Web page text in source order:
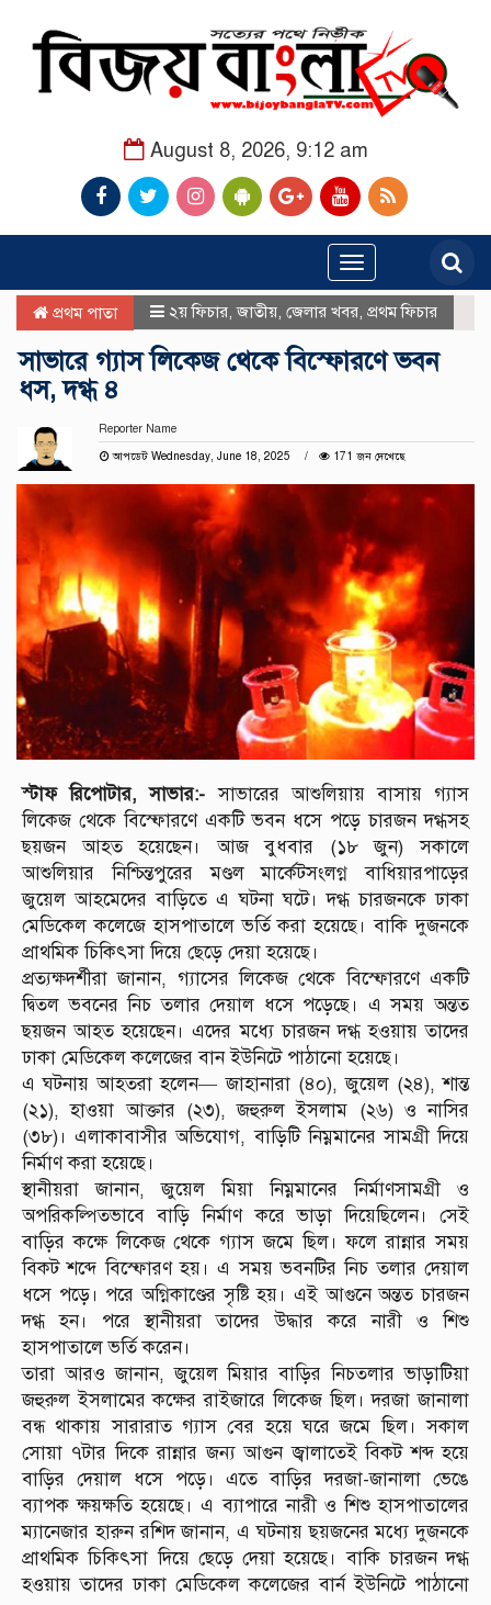
August 8, 2026, 9:12 am
Toggle
navigation
প্রথম পাতা ২য় ফিচার ,জাতীয় জেলার খবর প্রথম ফিচার
সাভারে গ্যাস লিকেজ থেকে বিস্ফোরণে ভবন
ধস, দগ্ধ ৪
Reporter Name
আপডেট Wednesday, June 18, 2025
171 জন দেখেছে
স্টাফ রিপোটার, সাভার:- সাভারের আশুলিয়ায় বাসায় গ্যাস
লিকেজ থেকে বিস্ফোরণে একটি ভবন ধসে পড়ে চারজন দগ্ধসহ
ছয়জন আহত হয়েছেন। আজ বুধবার (১৮ জুন) সকালে
আশুলিয়ার নিশ্চিন্তপুরের মণ্ডল মার্কেটসংলগ্ন বাধিয়ারপাড়ের
জুয়েল আহমেদের বাড়িতে এ ঘটনা ঘটে। দগ্ধ চারজনকে ঢাকা
মেডিকেল কলেজে হাসপাতালে ভর্তি করা হয়েছে। বাকি দুজনকে
প্রাথমিক চিকিৎসা দিয়ে ছেড়ে দেয়া হয়েছে।
প্রত্যক্ষদর্শীরা জানান, গ্যাসের লিকেজ থেকে বিস্ফোরণে একটি
দ্বিতল ভবনের নিচ তলার দেয়াল ধসে পড়েছে। এ সময় অন্তত
ছয়জন আহত হয়েছেন। এদের মধ্যে চারজন দগ্ধ হওয়ায় তাদের
ঢাকা মেডিকেল কলেজের বান ইউনিটে পাঠানো হয়েছে।
এ ঘটনায় আহতরা হলেন— জাহানারা (৪০), জুয়েল (২৪), শান্ত
(২১), হাওয়া আক্তার (২৩), জহুরুল ইসলাম (২৬) ও নাসির
(৩৮)। এলাকাবাসীর অভিযোগ, বাড়িটি নিম্নমানের সামগ্রী দিয়ে
নির্মাণ করা হয়েছে।
স্থানীয়রা জানান, জুয়েল মিয়া নিম্নমানের নির্মাণসামগ্রী ও
অপরিকল্পিতভাবে বাড়ি নির্মাণ করে ভাড়া দিয়েছিলেন। সেই
বাড়ির কক্ষে লিকেজ থেকে গ্যাস জমে ছিল। ফলে রান্নার সময়
বিকট শব্দে বিস্ফোরণ হয়। এ সময় ভবনটির নিচ তলার দেয়াল
ধসে পড়ে। পরে অগ্নিকাণ্ডের সৃষ্টি হয়। এই আগুনে অন্তত চারজন
দগ্ধ হন। পরে স্থানীয়রা তাদের উদ্ধার করে নারী ও শিশু
হাসপাতালে ভর্তি করেন।
তারা আরও জানান, জুয়েল মিয়ার বাড়ির নিচতলার ভাড়াটিয়া
জহুরুল ইসলামের কক্ষের রাইজারে লিকেজ ছিল। দরজা জানালা
বন্ধ থাকায় সারারাত গ্যাস বের হয়ে ঘরে জমে ছিল। সকাল
সোয়া ৭টার দিকে রান্নার জন্য আগুন জ্বালাতেই বিকট শব্দ হয়ে
বাড়ির দেয়াল ধসে পড়ে। এতে বাড়ির দরজা-জানালা ভেঙে
ব্যাপক ক্ষয়ক্ষতি হয়েছে। এ ব্যাপারে নারী ও শিশু হাসপাতালের
ম্যানেজার হারুন রশিদ জানান, এ ঘটনায় ছয়জনের মধ্যে দুজনকে
প্রাথমিক চিকিৎসা দিয়ে ছেড়ে দেয়া হয়েছে। বাকি চারজন দগ্ধ
হওয়ায় তাদের ঢাকা মেডিকেল কলেজের বার্ন ইউনিটে পাঠানো